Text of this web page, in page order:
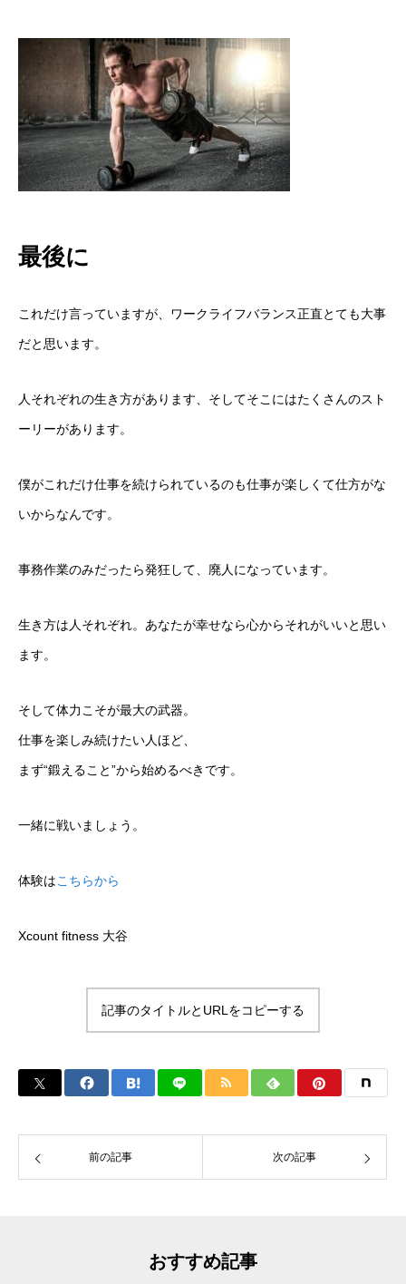
最後に
これだけ言っていますが、ワークライフバランス正直とても大事
だと思います。
人それぞれの生き方があります、そしてそこにはたくさんのスト
ーリーがあります。
僕がこれだけ仕事を続けられているのも仕事が楽しくて仕方がな
いからなんです。
事務作業のみだったら発狂して、廃人になっています。
生き方は人それぞれ。あなたが幸せなら心からそれがいいと思い
ます。
そして体力こそが最大の武器。
仕事を楽しみ続けたい人ほど、
まず“鍛えること”から始めるべきです。
一緒に戦いましょう。
体験はこちらから
Xcount fitness 大谷
記事のタイトルとURLをコピーする
前の記事 次の記事
おすすめ記事